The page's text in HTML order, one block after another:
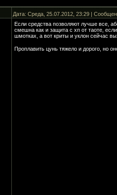
Дата: Среда, 25.07.2012, 23:29 |
Если средства позволяют лучше все,
смешна как и защита с хп от таоте,
шмотках, а вот криты и уклон сейчас
Проплавить цунь тяжело и дорого, но